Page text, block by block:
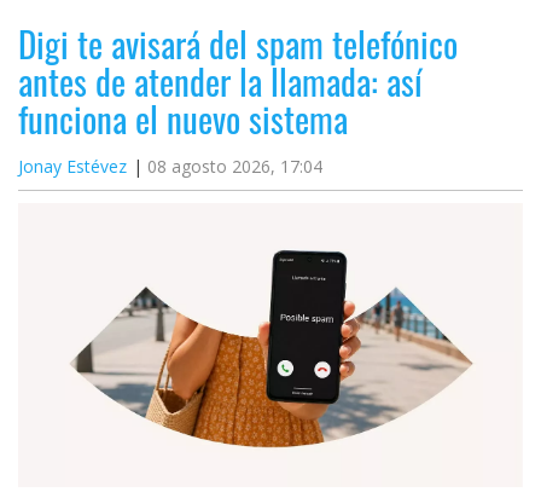
Digi te avisará del spam telefónico
antes de atender la llamada: así
funciona el nuevo sistema
Jonay Estévez 08 agosto 2026, 17:04